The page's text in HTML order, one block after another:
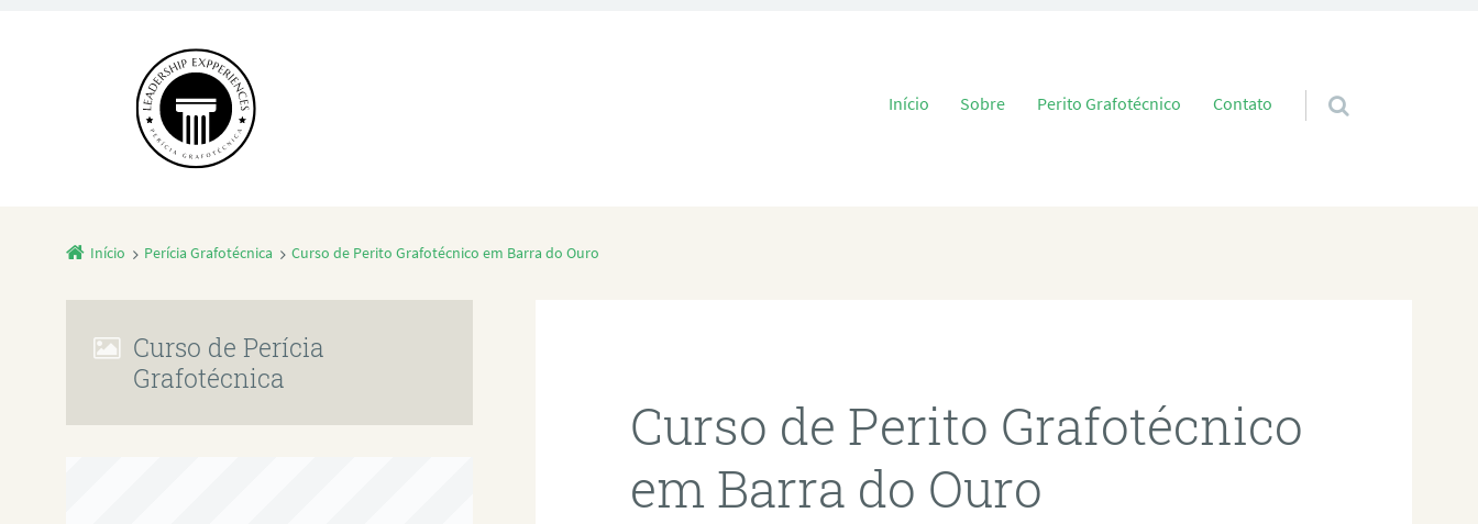
Pular para o conteúdo
Início Sobre Perito Grafotécnico Contato
Início Perícia Grafotécnica Curso de Perito Grafotécnico em Barra do Ouro
Curso de Perito Grafotécnico
em Barra do Ouro
Curso de Perícia
Grafotécnica